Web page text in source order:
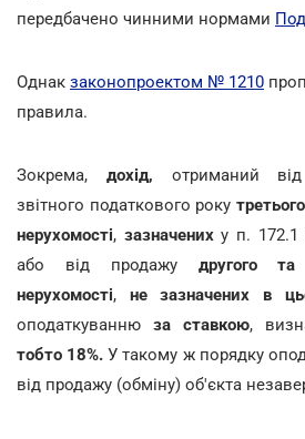
передбачено чинними нормами
Однак законопроектом № 1210
правила.
Зокрема, дохід, отриманий
звітного податкового року
нерухомості, зазначениху п. 172.1
або від продажу другого та
нерухомості, не зазначених в
оподаткуванню за ставкою,
тобто 18%.У такому ж порядку
від продажу (обміну) об'єкта